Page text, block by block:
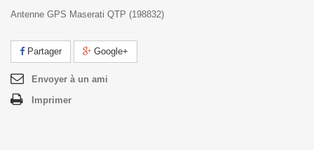
Antenne GPS Maserati QTP (198832)
Partager Google+
Envoyer à un ami
Imprimer